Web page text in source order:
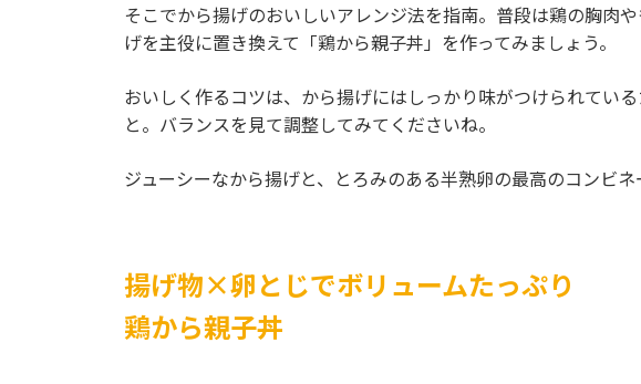
そこでから揚げのおいしいアレンジ法を指南。普段は鶏の胸肉
げを主役に置き換えて「鶏から親子丼」を作ってみましょう。
おいしく作るコツは、から揚げにはしっかり味がつけられてい
と。バランスを見て調整してみてくださいね。
ジューシーなから揚げと、とろみのある半熟卵の最高のコンビネ
揚げ物×卵とじでボリュームたっぷり
鶏から親子丼